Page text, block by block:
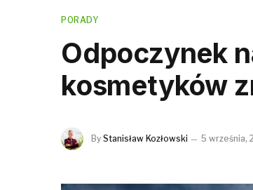
PORADY
Odpoczynek
kosmetyków
By Stanisław Kozłowski 5 września,